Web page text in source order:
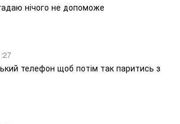
нічого не допоможе
телефон щоб потім так паритись з